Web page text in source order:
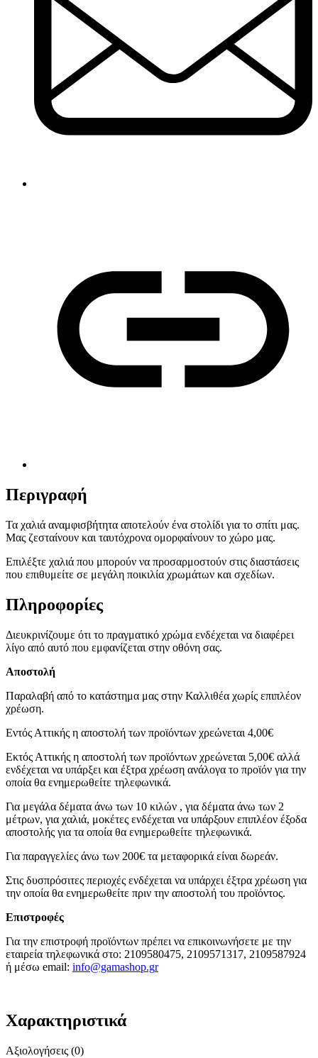
Περιγραφή
Τα χαλιά αναμφισβήτητα αποτελούν ένα στολίδι για το σπίτι μας.
Μας ζεσταίνουν και ταυτόχρονα ομορφαίνουν το χώρο μας.
Επιλέξτε χαλιά που μπορούν να προσαρμοστούν στις διαστάσεις
που επιθυμείτε σε μεγάλη ποικιλία χρωμάτων και σχεδίων.
Πληροφορίες
Διευκρινίζουμε ότι το πραγματικό χρώμα ενδέχεται να διαφέρει
λίγο από αυτό που εμφανίζεται στην οθόνη σας.
Αποστολή
Παραλαβή από το κατάστημα μας στην Καλλιθέα χωρίς επιπλέον
χρέωση.
Εντός Αττικής η αποστολή των προϊόντων χρεώνεται 4,00€
Εκτός Αττικής η αποστολή των προϊόντων χρεώνεται 5,00€ αλλά
ενδέχεται να υπάρξει και έξτρα χρέωση ανάλογα το προϊόν για την
οποία θα ενημερωθείτε τηλεφωνικά.
Για μεγάλα δέματα άνω των 10 κιλών , για δέματα άνω των 2
μέτρων, για χαλιά, μοκέτες ενδέχεται να υπάρξουν επιπλέον έξοδα
αποστολής για τα οποία θα ενημερωθείτε τηλεφωνικά.
Για παραγγελίες άνω των 200€ τα μεταφορικά είναι δωρεάν.
Στις δυσπρόσιτες περιοχές ενδέχεται να υπάρχει έξτρα χρέωση για
την οποία θα ενημερωθείτε πριν την αποστολή του προϊόντος.
Επιστροφές
Για την επιστροφή προϊόντων πρέπει να επικοινωνήσετε με την
εταιρεία τηλεφωνικά στο: 2109580475, 2109571317, 2109587924
ή μέσω email: info@gamashop.gr
Χαρακτηριστικά
Αξιολογήσεις (0)